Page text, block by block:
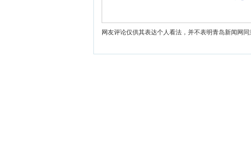
网友评论仅供其表达个人看法，并不表明青岛新闻网同